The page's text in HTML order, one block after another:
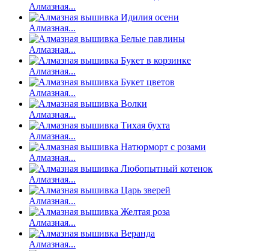
Алмазная...
Алмазная...
Алмазная...
Алмазная...
Алмазная...
Алмазная...
Алмазная...
Алмазная...
Алмазная...
Алмазная...
Алмазная...
Алмазная...